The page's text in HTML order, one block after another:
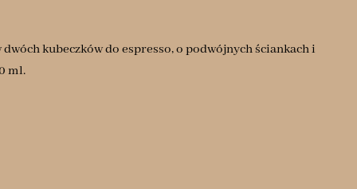
kubeczków do espresso, o podwójnych ściankach i
ml.